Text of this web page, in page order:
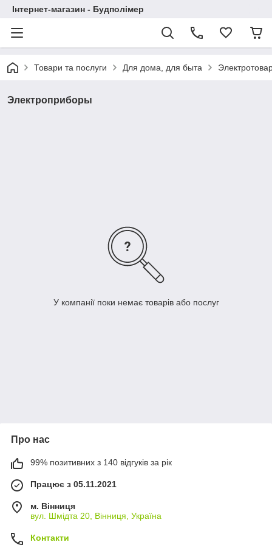
Інтернет-магазин - Будполімер
Товари та послуги Для дома, для быта
Электроприборы
У компанії поки немає товарів або послуг
Про нас
99% позитивних з 140 відгуків за рік
Працює з 05.11.2021
м. Вінниця
вул. Шмідта 20, Вінниця, Україна
Контакти